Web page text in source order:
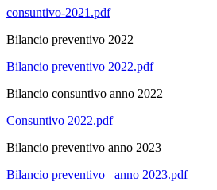
consuntivo-2021.pdf
Bilancio preventivo 2022
Bilancio preventivo 2022.pdf
Bilancio consuntivo anno 2022
Consuntivo 2022.pdf
Bilancio preventivo anno 2023
Bilancio preventivo_ anno 2023.pdf